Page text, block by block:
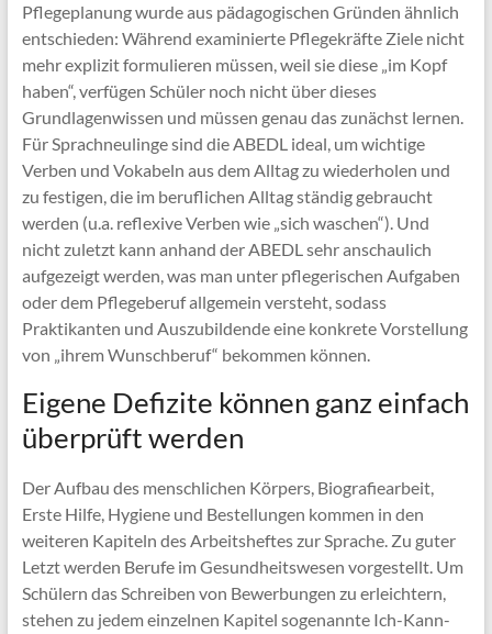
Pflegeplanung wurde aus pädagogischen Gründen ähnlich
entschieden: Während examinierte Pflegekräfte Ziele nicht
mehr explizit formulieren müssen, weil sie diese „im Kopf
haben“, verfügen Schüler noch nicht über dieses
Grundlagenwissen und müssen genau das zunächst lernen.
Für Sprachneulinge sind die ABEDL ideal, um wichtige
Verben und Vokabeln aus dem Alltag zu wiederholen und
zu festigen, die im beruflichen Alltag ständig gebraucht
werden (u.a. reflexive Verben wie „sich waschen“). Und
nicht zuletzt kann anhand der ABEDL sehr anschaulich
aufgezeigt werden, was man unter pflegerischen Aufgaben
oder dem Pflegeberuf allgemein versteht, sodass
Praktikanten und Auszubildende eine konkrete Vorstellung
von „ihrem Wunschberuf“ bekommen können.
Eigene Defizite können ganz einfach
überprüft werden
Der Aufbau des menschlichen Körpers, Biografiearbeit,
Erste Hilfe, Hygiene und Bestellungen kommen in den
weiteren Kapiteln des Arbeitsheftes zur Sprache. Zu guter
Letzt werden Berufe im Gesundheitswesen vorgestellt. Um
Schülern das Schreiben von Bewerbungen zu erleichtern,
stehen zu jedem einzelnen Kapitel sogenannte Ich-Kann-